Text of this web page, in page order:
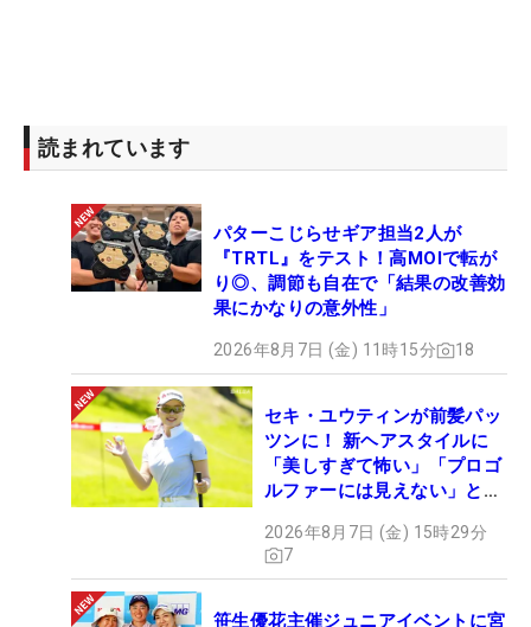
読まれています
パターこじらせギア担当2人が
『TRTL』をテスト！高MOIで転が
り◎、調節も自在で「結果の改善効
果にかなりの意外性」
2026年8月7日 (金) 11時15分 18
セキ・ユウティンが前髪パッ
ツンに！ 新ヘアスタイルに
「美しすぎて怖い」「プロゴ
ルファーには見えない」とコ
2026年8月7日 (金) 15時29分
7
笹生優花主催ジュニアイベントに宮